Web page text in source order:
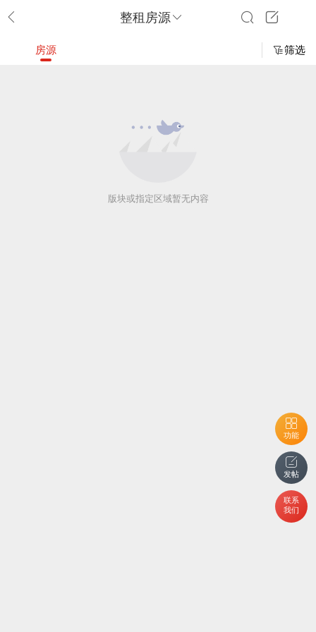
整租房源
功能
发帖
联系
我们
房源 筛选
版块或指定区域暂无内容